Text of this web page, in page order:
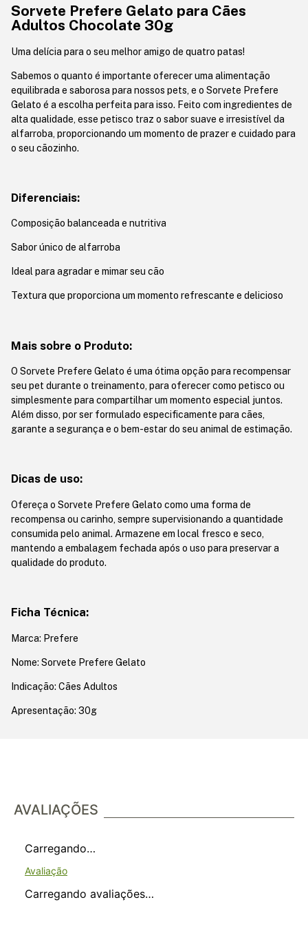
Sorvete Prefere Gelato para Cães
Adultos Chocolate 30g
Uma delícia para o seu melhor amigo de quatro patas!
Sabemos o quanto é importante oferecer uma alimentação
equilibrada e saborosa para nossos pets, e o Sorvete Prefere
Gelato é a escolha perfeita para isso. Feito com ingredientes de
alta qualidade, esse petisco traz o sabor suave e irresistível da
alfarroba, proporcionando um momento de prazer e cuidado para
o seu cãozinho.
Diferenciais:
Composição balanceada e nutritiva
Sabor único de alfarroba
Ideal para agradar e mimar seu cão
Textura que proporciona um momento refrescante e delicioso
Mais sobre o Produto:
O Sorvete Prefere Gelato é uma ótima opção para recompensar
seu pet durante o treinamento, para oferecer como petisco ou
simplesmente para compartilhar um momento especial juntos.
Além disso, por ser formulado especificamente para cães,
garante a segurança e o bem-estar do seu animal de estimação.
Dicas de uso:
Ofereça o Sorvete Prefere Gelato como uma forma de
recompensa ou carinho, sempre supervisionando a quantidade
consumida pelo animal. Armazene em local fresco e seco,
mantendo a embalagem fechada após o uso para preservar a
qualidade do produto.
Ficha Técnica:
Marca: Prefere
Nome: Sorvete Prefere Gelato
Indicação: Cães Adultos
Apresentação: 30g
AVALIAÇÕES
Carregando…
Carregando avaliações…